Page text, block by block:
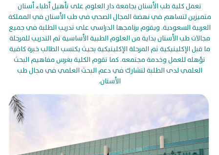
تعمل كلية طب الأسنان بجامعة دار العلوم على تأهيل أطباء أسنان
متميزين لتساهم في نهضة المجال الصحي في طب الأسنان في المملكة
العربية السعودية. ويقوم برنامجها الدراسي على تدريب الطلبة في جميع
مجالات طب الأسنان بداية من العلوم الطبية الأساسية ثم التدريب للمرحلة
ما قبل الإكلينيكية ثم المرحلة الإكلينيكية بحيث يكتسب الطالب خبرة كافية
تؤهله للعمل وخدمة مجتمعه. كما تقوم الكلية بغرس مفاهيم البحث
العلمي لدى الطلبة لتشارك في دعم البحث العلمي في مجال طب
الأسنان.